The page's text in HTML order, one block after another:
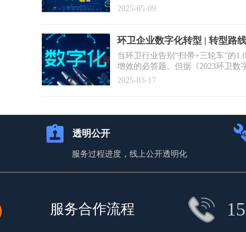
需要企业进行转型升级和科技创新
士、清华大学教授李景虹则建议政
降低前端收集运营成本。
2025-05-09
环卫企业数字化转型 | 转型路
当环卫行业告别“扫帚+三轮车”的
增效的必答题。但据《2023环卫数
入百万却未见实效：数据失真、
你打赢这场“数字环卫攻坚战”。
2025-03-17
服务过程进度，线上公开透明化
透明公开
服务合作流程